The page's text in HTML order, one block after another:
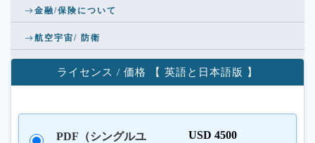
金融/保険について
航空宇宙/ 防衛
ライセンス / 価格 【 英語と日本語版 】
PDF（シングルユ
USD 4500